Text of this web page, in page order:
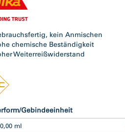
kein Anmischen
chemische Beständigkeit
Weiterreißwiderstand
Gebindeeinheit